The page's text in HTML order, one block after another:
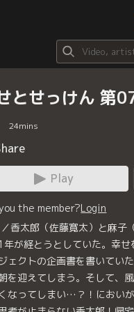
とせっけん 第
24mins
Play
the member?Login
香太郎（佐藤寛太）と麻子
年が経とうとしていた。幸
ェクトの企画書を書いてい
を迎えてしまう。そして、
なってしまい…？！におい